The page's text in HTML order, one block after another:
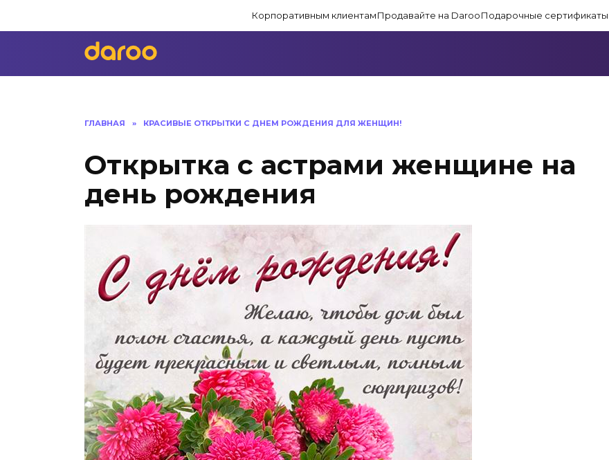
Корпоративным клиентамПродавайте на DarooПодарочные сертификаты
ГЛАВНАЯ » КРАСИВЫЕ ОТКРЫТКИ C ДНЕМ РОЖДЕНИЯ ДЛЯ ЖЕНЩИН!
Открытка с астрами женщине на
день рождения